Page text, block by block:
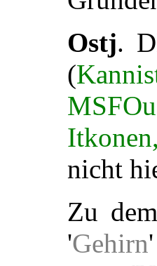
Ostj.
(
nicht
Zu
'Gehirn